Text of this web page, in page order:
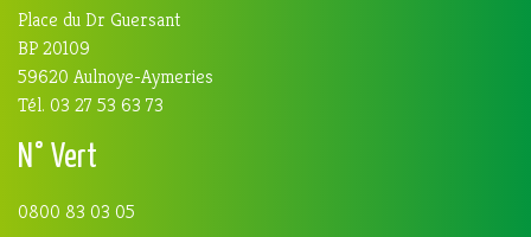
Place du Dr Guersant
BP 20109
59620 Aulnoye-Aymeries
Tél. 03 27 53 63 73
N° Vert
0800 83 03 05